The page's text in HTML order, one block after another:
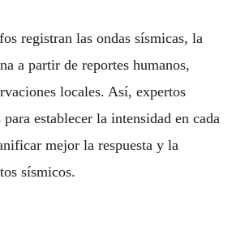
registran las ondas sísmicas, la
a partir de reportes humanos,
locales. Así, expertos
establecer la intensidad en cada
mejor la respuesta y la
sísmicos.